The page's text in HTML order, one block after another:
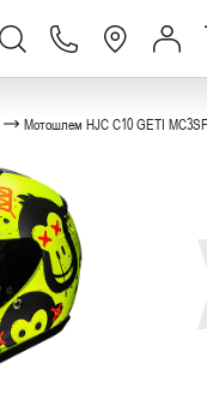
Мотошлем HJC C10 GETI